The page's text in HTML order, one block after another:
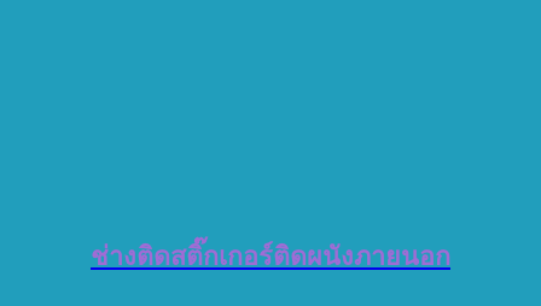
ช่างติดสติ๊กเกอร์ติดผนังภายนอก